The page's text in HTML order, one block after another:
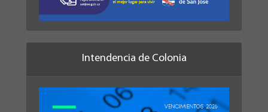
Intendencia de Colonia